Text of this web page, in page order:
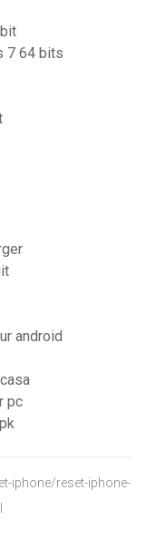
7 64 bits
android
pc
iphone/reset-iphone-